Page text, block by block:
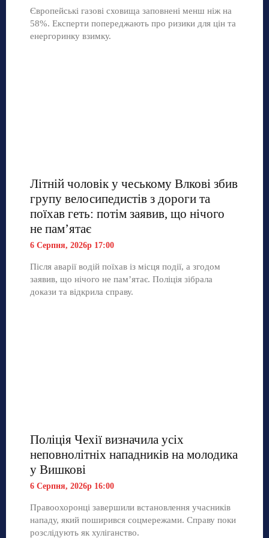
Європейські газові сховища заповнені менш ніж на
58%. Експерти попереджають про ризики для цін та
енергоринку взимку.
Літній чоловік у чеському Влкові збив
групу велосипедистів з дороги та
поїхав геть: потім заявив, що нічого
не пам’ятає
6 Серпня, 2026р 17:00
Після аварії водій поїхав із місця події, а згодом
заявив, що нічого не пам’ятає. Поліція зібрала
докази та відкрила справу.
Поліція Чехії визначила усіх
неповнолітніх нападників на молодика
у Вишкові
6 Серпня, 2026р 16:00
Правоохоронці завершили встановлення учасників
нападу, який поширився соцмережами. Справу поки
розслідують як хуліганство.